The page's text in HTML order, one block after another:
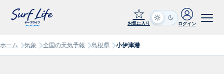
☆
お気に入り ログイン
ホーム 気象 全国の天気予報 島根県 小伊津港